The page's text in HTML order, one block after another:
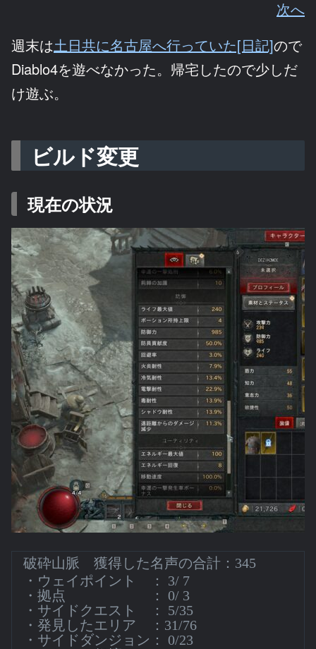
次へ
週末は土日共に名古屋へ行っていた[日記]ので
Diablo4を遊べなかった。帰宅したので少しだ
け遊ぶ。
ビルド変更
現在の状況
破砕山脈 獲得した名声の合計：345
・ウェイポイント ： 3/ 7
・拠点 ： 0/ 3
・サイドクエスト ： 5/35
・発見したエリア ：31/76
・サイドダンジョン： 0/23